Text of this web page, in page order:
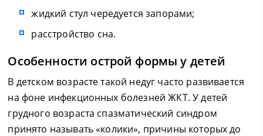
жидкий стул чередуется запорами;
расстройство сна.
Особенности острой формы у детей
В детском возрасте такой недуг часто развивается
на фоне инфекционных болезней ЖКТ. У детей
грудного возраста спазматический синдром
принято называть «колики», причины которых до